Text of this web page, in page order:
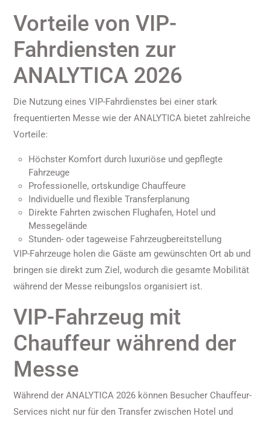
Vorteile von VIP-
Fahrdiensten zur
ANALYTICA 2026
Die Nutzung eines VIP-Fahrdienstes bei einer stark
frequentierten Messe wie der ANALYTICA bietet zahlreiche
Vorteile:
Höchster Komfort durch luxuriöse und gepflegte
Fahrzeuge
Professionelle, ortskundige Chauffeure
Individuelle und flexible Transferplanung
Direkte Fahrten zwischen Flughafen, Hotel und
Messegelände
Stunden- oder tageweise Fahrzeugbereitstellung
VIP-Fahrzeuge holen die Gäste am gewünschten Ort ab und
bringen sie direkt zum Ziel, wodurch die gesamte Mobilität
während der Messe reibungslos organisiert ist.
VIP-Fahrzeug mit
Chauffeur während der
Messe
Während der ANALYTICA 2026 können Besucher Chauffeur-
Services nicht nur für den Transfer zwischen Hotel und